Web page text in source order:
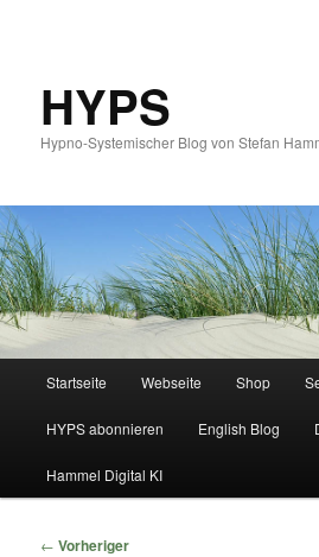
HYPS
Hypno-Systemischer Blog von Stefan
Zum
primären
Inhalt
springen
Zum
sekundären
Inhalt
springen
Startseite Webseite Shop
HYPS abonnieren English Blog
Hammel Digital KI
Beitragsnavigation
← Vorheriger